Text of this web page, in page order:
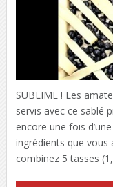
SUBLIME ! Les
servis avec ce sablé
encore une fois
ingrédients que vous
combinez 5 tasses